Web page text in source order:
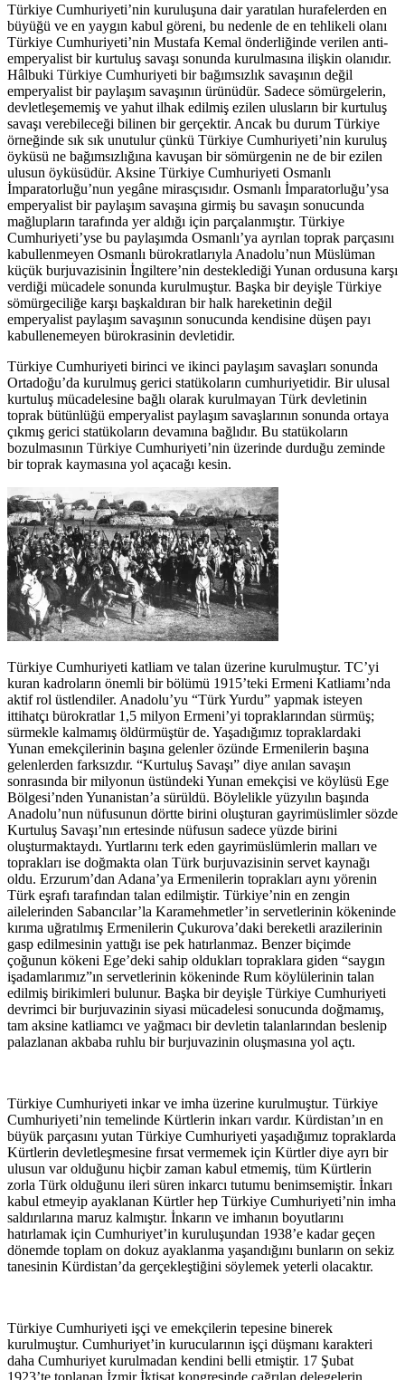
Türkiye Cumhuriyeti’nin kuruluşuna dair yaratılan hurafelerden en
büyüğü ve en yaygın kabul göreni, bu nedenle de en tehlikeli olanı
Türkiye Cumhuriyeti’nin Mustafa Kemal önderliğinde verilen anti-
emperyalist bir kurtuluş savaşı sonunda kurulmasına ilişkin olanıdır.
Hâlbuki Türkiye Cumhuriyeti bir bağımsızlık savaşının değil
emperyalist bir paylaşım savaşının ürünüdür. Sadece sömürgelerin,
devletleşememiş ve yahut ilhak edilmiş ezilen ulusların bir kurtuluş
savaşı verebileceği bilinen bir gerçektir. Ancak bu durum Türkiye
örneğinde sık sık unutulur çünkü Türkiye Cumhuriyeti’nin kuruluş
öyküsü ne bağımsızlığına kavuşan bir sömürgenin ne de bir ezilen
ulusun öyküsüdür. Aksine Türkiye Cumhuriyeti Osmanlı
İmparatorluğu’nun yegâne mirasçısıdır. Osmanlı İmparatorluğu’ysa
emperyalist bir paylaşım savaşına girmiş bu savaşın sonucunda
mağlupların tarafında yer aldığı için parçalanmıştır. Türkiye
Cumhuriyeti’yse bu paylaşımda Osmanlı’ya ayrılan toprak parçasını
kabullenmeyen Osmanlı bürokratlarıyla Anadolu’nun Müslüman
küçük burjuvazisinin İngiltere’nin desteklediği Yunan ordusuna karşı
verdiği mücadele sonunda kurulmuştur. Başka bir deyişle Türkiye
sömürgeciliğe karşı başkaldıran bir halk hareketinin değil
emperyalist paylaşım savaşının sonucunda kendisine düşen payı
kabullenemeyen bürokrasinin devletidir.
Türkiye Cumhuriyeti birinci ve ikinci paylaşım savaşları sonunda
Ortadoğu’da kurulmuş gerici statükoların cumhuriyetidir. Bir ulusal
kurtuluş mücadelesine bağlı olarak kurulmayan Türk devletinin
toprak bütünlüğü emperyalist paylaşım savaşlarının sonunda ortaya
çıkmış gerici statükoların devamına bağlıdır. Bu statükoların
bozulmasının Türkiye Cumhuriyeti’nin üzerinde durduğu zeminde
bir toprak kaymasına yol açacağı kesin.
Türkiye Cumhuriyeti katliam ve talan üzerine kurulmuştur. TC’yi
kuran kadroların önemli bir bölümü 1915’teki Ermeni Katliamı’nda
aktif rol üstlendiler. Anadolu’yu “Türk Yurdu” yapmak isteyen
ittihatçı bürokratlar 1,5 milyon Ermeni’yi topraklarından sürmüş;
sürmekle kalmamış öldürmüştür de. Yaşadığımız topraklardaki
Yunan emekçilerinin başına gelenler özünde Ermenilerin başına
gelenlerden farksızdır. “Kurtuluş Savaşı” diye anılan savaşın
sonrasında bir milyonun üstündeki Yunan emekçisi ve köylüsü Ege
Bölgesi’nden Yunanistan’a sürüldü. Böylelikle yüzyılın başında
Anadolu’nun nüfusunun dörtte birini oluşturan gayrimüslimler sözde
Kurtuluş Savaşı’nın ertesinde nüfusun sadece yüzde birini
oluşturmaktaydı. Yurtlarını terk eden gayrimüslümlerin malları ve
toprakları ise doğmakta olan Türk burjuvazisinin servet kaynağı
oldu. Erzurum’dan Adana’ya Ermenilerin toprakları aynı yörenin
Türk eşrafı tarafından talan edilmiştir. Türkiye’nin en zengin
ailelerinden Sabancılar’la Karamehmetler’in servetlerinin kökeninde
kırıma uğratılmış Ermenilerin Çukurova’daki bereketli arazilerinin
gasp edilmesinin yattığı ise pek hatırlanmaz. Benzer biçimde
çoğunun kökeni Ege’deki sahip oldukları topraklara giden “saygın
işadamlarımız”ın servetlerinin kökeninde Rum köylülerinin talan
edilmiş birikimleri bulunur. Başka bir deyişle Türkiye Cumhuriyeti
devrimci bir burjuvazinin siyasi mücadelesi sonucunda doğmamış,
tam aksine katliamcı ve yağmacı bir devletin talanlarından beslenip
palazlanan akbaba ruhlu bir burjuvazinin oluşmasına yol açtı.
Türkiye Cumhuriyeti inkar ve imha üzerine kurulmuştur. Türkiye
Cumhuriyeti’nin temelinde Kürtlerin inkarı vardır. Kürdistan’ın en
büyük parçasını yutan Türkiye Cumhuriyeti yaşadığımız topraklarda
Kürtlerin devletleşmesine fırsat vermemek için Kürtler diye ayrı bir
ulusun var olduğunu hiçbir zaman kabul etmemiş, tüm Kürtlerin
zorla Türk olduğunu ileri süren inkarcı tutumu benimsemiştir. İnkarı
kabul etmeyip ayaklanan Kürtler hep Türkiye Cumhuriyeti’nin imha
saldırılarına maruz kalmıştır. İnkarın ve imhanın boyutlarını
hatırlamak için Cumhuriyet’in kuruluşundan 1938’e kadar geçen
dönemde toplam on dokuz ayaklanma yaşandığını bunların on sekiz
tanesinin Kürdistan’da gerçekleştiğini söylemek yeterli olacaktır.
Türkiye Cumhuriyeti işçi ve emekçilerin tepesine binerek
kurulmuştur. Cumhuriyet’in kurucularının işçi düşmanı karakteri
daha Cumhuriyet kurulmadan kendini belli etmiştir. 17 Şubat
1923’te toplanan İzmir İktisat kongresinde çağrılan delegelerin